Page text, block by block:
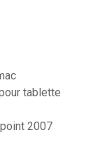
tablette
2007